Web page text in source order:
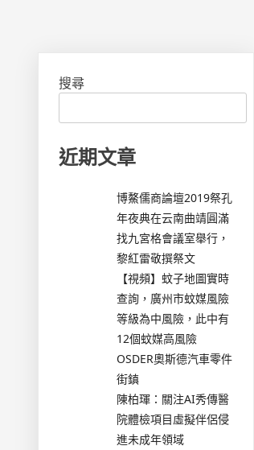
搜尋
近期文章
博鰲儒商論壇2019祭孔
年夜典在云南曲靖圓滿
找九宮格會議室舉行，
黎紅雷敬撰祭文
【視頻】蚊子地圖實時
查詢，廣州市蚊媒風險
等級為中風險，此中有
12個蚊媒高風險
OSDER奧斯德汽車零件
街鎮
陳柏琿：關注AI秀傳醫
院體檢項目虛擬伴侶侵
進未成年領域